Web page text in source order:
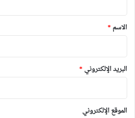
*
الاسم *
البريد الإلكتروني *
الموقع الإلكتروني